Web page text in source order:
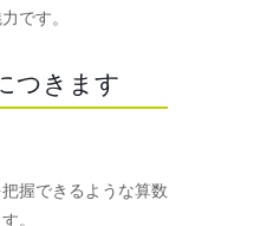
です。
つきます
握できるような算数
。